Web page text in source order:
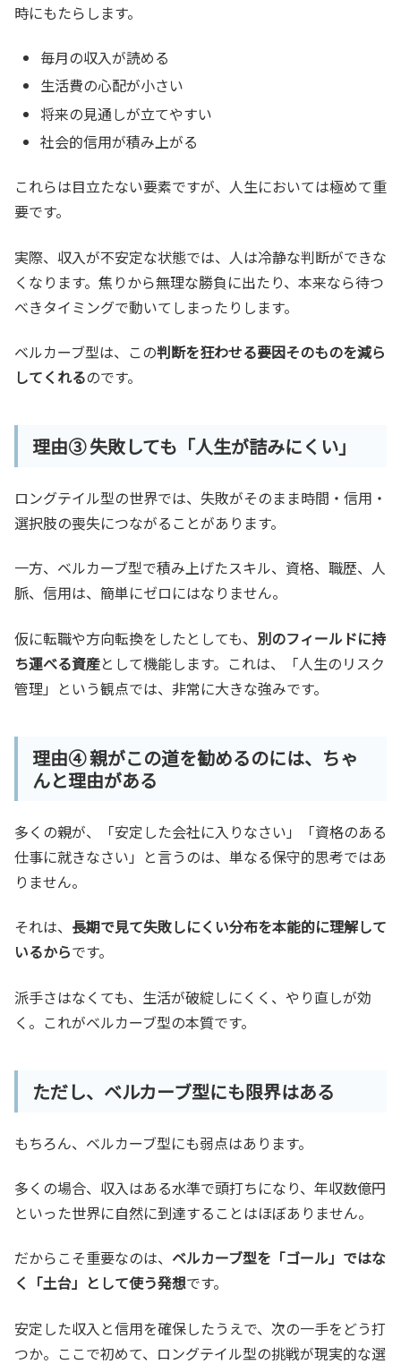
時にもたらします。
毎月の収入が読める
生活費の心配が小さい
将来の見通しが立てやすい
社会的信用が積み上がる
これらは目立たない要素ですが、人生においては極めて重
要です。
実際、収入が不安定な状態では、人は冷静な判断ができな
くなります。焦りから無理な勝負に出たり、本来なら待つ
べきタイミングで動いてしまったりします。
ベルカーブ型は、この判断を狂わせる要因そのものを減ら
してくれるのです。
理由③ 失敗しても「人生が詰みにくい」
ロングテイル型の世界では、失敗がそのまま時間・信用・
選択肢の喪失につながることがあります。
一方、ベルカーブ型で積み上げたスキル、資格、職歴、人
脈、信用は、簡単にゼロにはなりません。
仮に転職や方向転換をしたとしても、 別のフィールドに持
ち運べる資産として機能します。これは、「人生のリスク
管理」という観点では、非常に大きな強みです。
理由④ 親がこの道を勧めるのには、ちゃ
んと理由がある
多くの親が、「安定した会社に入りなさい」「資格のある
仕事に就きなさい」と言うのは、単なる保守的思考ではあ
りません。
それは、 長期で見て失敗しにくい分布を本能的に理解して
いるからです。
派手さはなくても、生活が破綻しにくく、やり直しが効
く。これがベルカーブ型の本質です。
ただし、ベルカーブ型にも限界はある
もちろん、ベルカーブ型にも弱点はあります。
多くの場合、収入はある水準で頭打ちになり、年収数億円
といった世界に自然に到達することはほぼありません。
だからこそ重要なのは、 ベルカーブ型を「ゴール」ではな
く「土台」として使う発想です。
安定した収入と信用を確保したうえで、次の一手をどう打
つか。ここで初めて、ロングテイル型の挑戦が現実的な選